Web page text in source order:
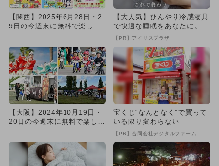
【関西】2025年6月28日・2
9日の今週末に無料で楽しめ
【大人気】ひんやり冷感寝具
で快適な睡眠をあなたに。
【PR】アイリスプラザ
【大阪】2024年10月19日・
20日の今週末に無料で楽しめ
宝くじ“なんとなく”で買って
いる限り変わらない
【PR】合同会社デジタルファーム